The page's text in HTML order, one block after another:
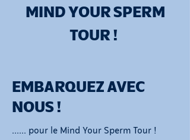
MIND YOUR SPERM
TOUR !
EMBARQUEZ AVEC
NOUS !
...... pour le Mind Your Sperm Tour !